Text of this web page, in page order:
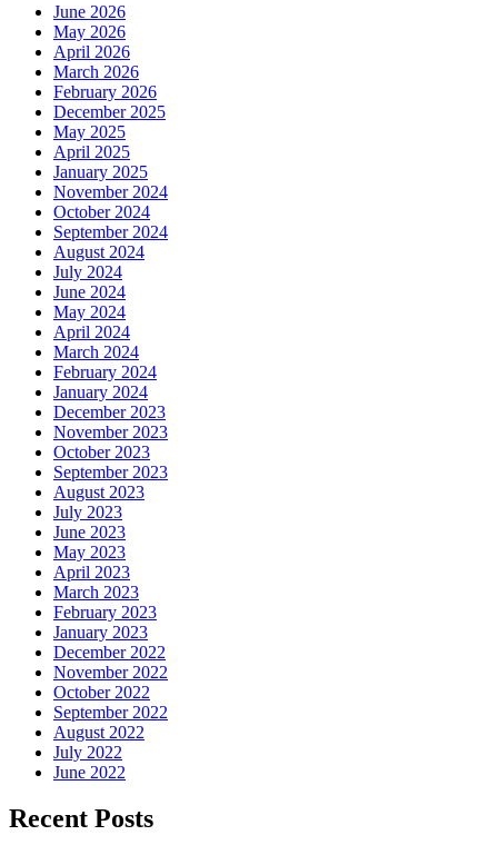
June 2026
May 2026
April 2026
March 2026
February 2026
December 2025
May 2025
April 2025
January 2025
November 2024
October 2024
September 2024
August 2024
July 2024
June 2024
May 2024
April 2024
March 2024
February 2024
January 2024
December 2023
November 2023
October 2023
September 2023
August 2023
July 2023
June 2023
May 2023
April 2023
March 2023
February 2023
January 2023
December 2022
November 2022
October 2022
September 2022
August 2022
July 2022
June 2022
Recent Posts